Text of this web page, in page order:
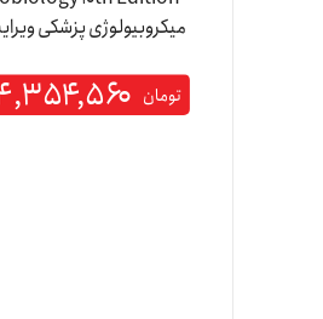
میکروبیولوژی پزشکی
تومان